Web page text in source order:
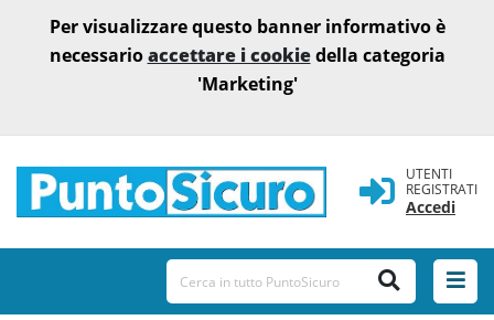
Per visualizzare questo banner informativo è
necessarioaccettare i cookiedella categoria
'Marketing'
UTENTI
REGISTRATI
Accedi